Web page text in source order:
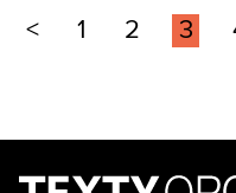
< 1 2 3